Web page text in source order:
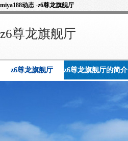
miya188动态 -z6尊龙旗舰厅
z6尊龙旗舰厅
z6尊龙旗舰厅 z6尊龙旗舰厅的简介